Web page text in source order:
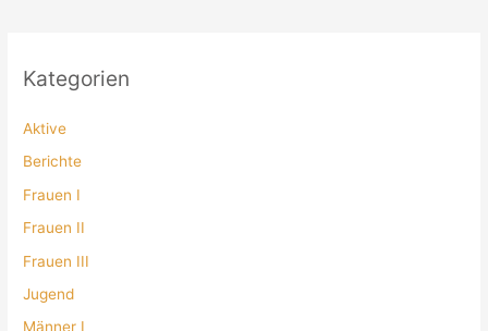
Kategorien
Aktive
Berichte
Frauen I
Frauen II
Frauen III
Jugend
Männer I